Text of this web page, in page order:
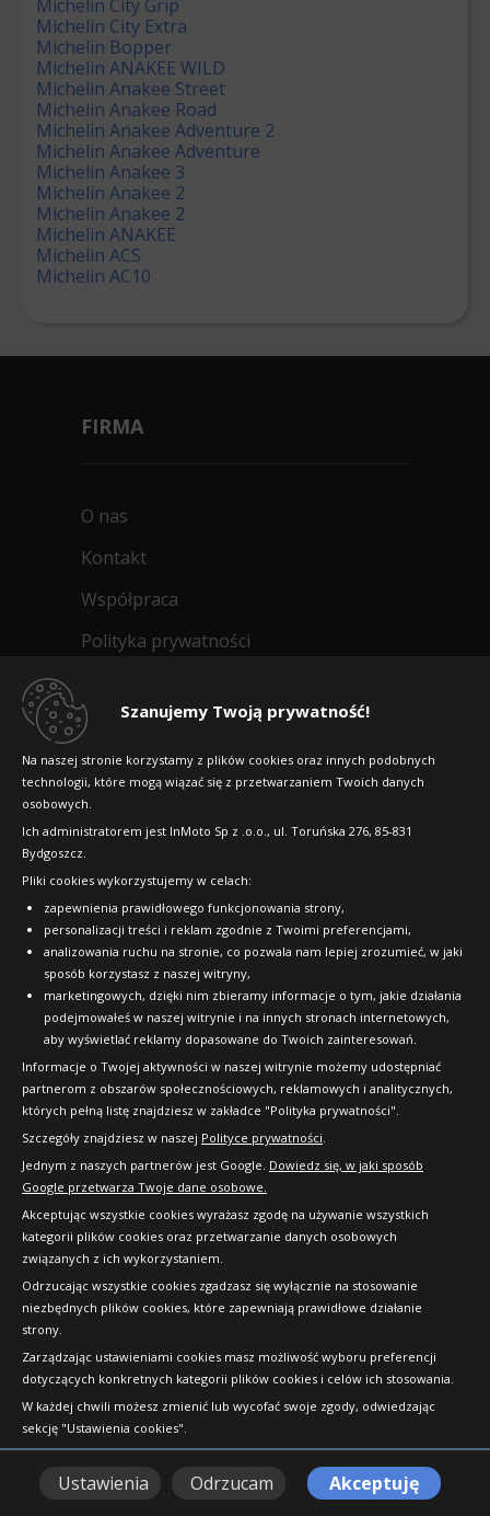
Szanujemy Twoją prywatność!
Na naszej stronie korzystamy z plików cookies oraz innych podobnych
technologii, które mogą wiązać się z przetwarzaniem Twoich danych
osobowych.
Ich administratorem jest InMoto Sp z .o.o., ul. Toruńska 276, 85-831
Bydgoszcz.
Pliki cookies wykorzystujemy w celach:
zapewnienia prawidłowego funkcjonowania strony,
personalizacji treści i reklam zgodnie z Twoimi preferencjami,
analizowania ruchu na stronie, co pozwala nam lepiej zrozumieć, w jaki
sposób korzystasz z naszej witryny,
marketingowych, dzięki nim zbieramy informacje o tym, jakie działania
podejmowałeś w naszej witrynie i na innych stronach internetowych,
aby wyświetlać reklamy dopasowane do Twoich zainteresowań.
Informacje o Twojej aktywności w naszej witrynie możemy udostępniać
partnerom z obszarów społecznościowych, reklamowych i analitycznych,
których pełną listę znajdziesz w zakładce "Polityka prywatności".
Szczegóły znajdziesz w naszej Polityce prywatności.
Jednym z naszych partnerów jest Google. Dowiedz się, w jaki sposób
Google przetwarza Twoje dane osobowe.
Akceptując wszystkie cookies wyrażasz zgodę na używanie wszystkich
kategorii plików cookies oraz przetwarzanie danych osobowych
związanych z ich wykorzystaniem.
Odrzucając wszystkie cookies zgadzasz się wyłącznie na stosowanie
niezbędnych plików cookies, które zapewniają prawidłowe działanie
strony.
Zarządzając ustawieniami cookies masz możliwość wyboru preferencji
dotyczących konkretnych kategorii plików cookies i celów ich stosowania.
W każdej chwili możesz zmienić lub wycofać swoje zgody, odwiedzając
sekcję "Ustawienia cookies".
Ustawienia Odrzucam Akceptuję
Michelin City Grip
Michelin City Extra
Michelin Bopper
Michelin ANAKEE WILD
Michelin Anakee Street
Michelin Anakee Road
Michelin Anakee Adventure 2
Michelin Anakee Adventure
Michelin Anakee 3
Michelin Anakee 2
Michelin Anakee 2
Michelin ANAKEE
Michelin ACS
Michelin AC10
FIRMA
O nas
Kontakt
Współpraca
Polityka prywatności
Mapa witryny
STREFA KLIENTA
Odstąpienie od umowy
Dostawa
Formy Płatności
Regulamin sklepu
Dlaczego warto kupić w 24opony.pl
Konkursy i promocje
Raty
FAQ
OFICJALNY PARTNER